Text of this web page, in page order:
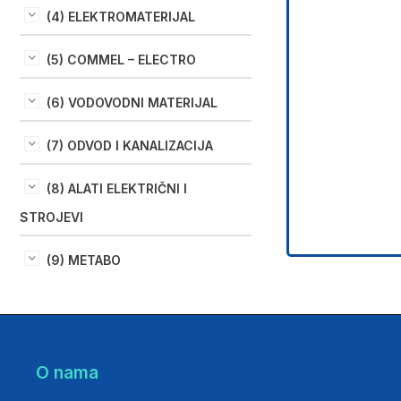
(4) ELEKTROMATERIJAL
(5) COMMEL – ELECTRO
(6) VODOVODNI MATERIJAL
(7) ODVOD I KANALIZACIJA
(8) ALATI ELEKTRIČNI I
STROJEVI
(9) METABO
O nama